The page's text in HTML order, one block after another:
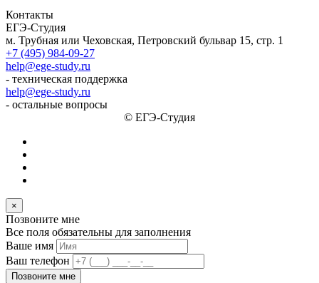
Контакты
ЕГЭ-Студия
м. Трубная или Чеховская, Петровский бульвар 15, стр. 1
+7 (495) 984-09-27
help@ege-study.ru
- техническая поддержка
help@ege-study.ru
- остальные вопросы
© ЕГЭ-Студия
×
Позвоните мне
Все поля обязательны для заполнения
Ваше имя
Ваш телефон
Позвоните мне